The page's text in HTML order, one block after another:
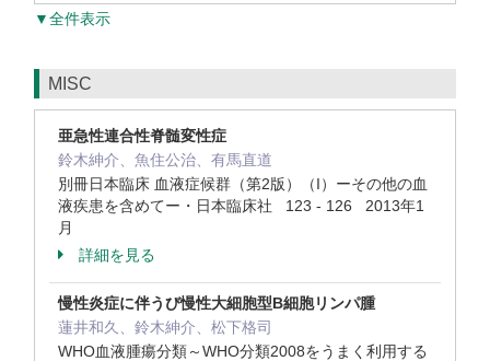
▼全件表示
MISC
亜急性連合性脊髄変性症
鈴木紳介、魚住公治、有馬直道
別冊日本臨床 血液症候群（第2版）（I）ーその他の血
液疾患を含めてー・日本臨床社 123 - 126 2013年1
月
詳細を見る
慢性炎症に伴うび慢性大細胞型B細胞リンパ腫
蓮井和久、鈴木紳介、松下格司
WHO血液腫瘍分類～WHO分類2008をうまく利用する